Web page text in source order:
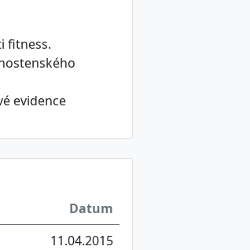
fitness.
evidence
Datum
11.04.2015